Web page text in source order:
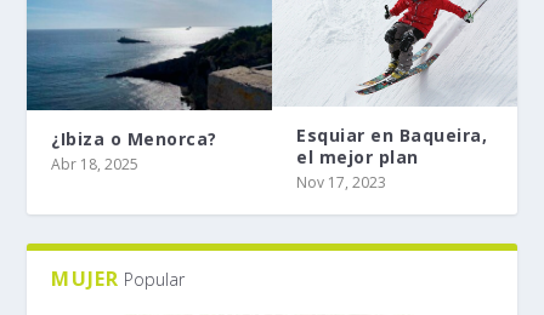
¿Ibiza o Menorca?
Abr 18, 2025
Esquiar en Baqueira,
el mejor plan
Nov 17, 2023
MUJER Popular